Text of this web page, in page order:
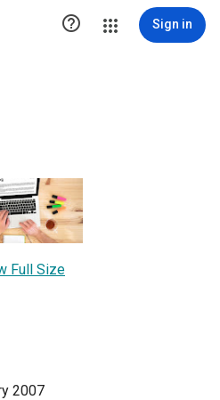
 Sign in
Full Size
2007